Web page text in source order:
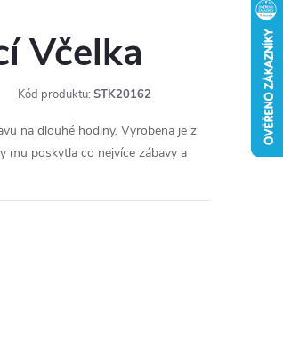
Včelka
Kód produktu: STK20162
na dlouhé hodiny. Vyrobena je z
mu poskytla co nejvíce zábavy a